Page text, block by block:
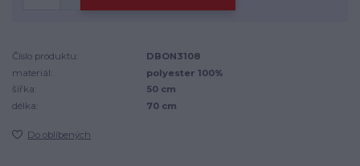
Číslo produktu:
DBON3108
materiál:
polyester 100%
šířka:
50 cm
délka:
70 cm
Do oblíbených